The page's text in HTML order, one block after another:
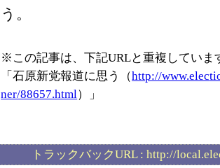
う。
※この記事は、下記URLと重複していま
「石原新党報道に思う（http://www.elec
ner/88657.html ）」
トラックバックURL : http://